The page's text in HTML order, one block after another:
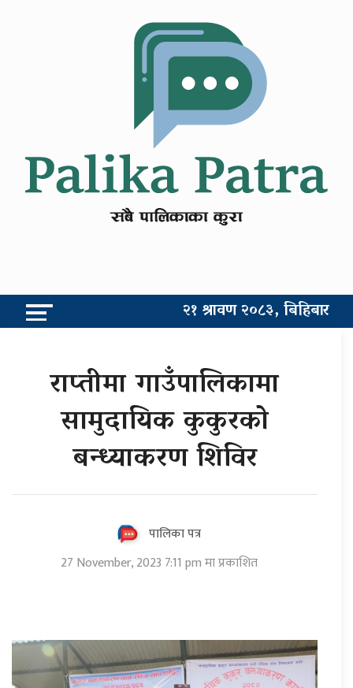
२१ श्रावण २०८३, बिहिबार
राप्तीमा गाउँपालिकामा
सामुदायिक कुकुरको
बन्ध्याकरण शिविर
पालिका पत्र
27 November, 2023 7:11 pm मा प्रकाशित